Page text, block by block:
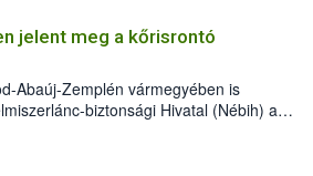
növényvédő szerek kapcsán
valamint a webáruházakból való
jelent meg a kőrisrontó
Abaúj-Zemplén vármegyében is
biztonsági Hivatal (Nébih) a
(Agrilus planipennis) jelenlétét. A
találták meg, de már fertőzött